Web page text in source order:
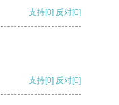
支持[0] 反对[0]
支持[0] 反对[0]